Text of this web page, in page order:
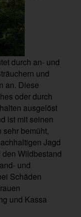
durch an- und
und
an. Diese
oder durch
ausgelöst
ist mit seinen
bemüht,
Jagd
Wildbestand
und
Schäden
und Kassa